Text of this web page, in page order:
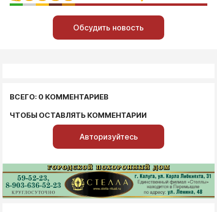
Обсудить новость
ВСЕГО: 0 КОММЕНТАРИЕВ
ЧТОБЫ ОСТАВЛЯТЬ КОММЕНТАРИИ
Авторизуйтесь